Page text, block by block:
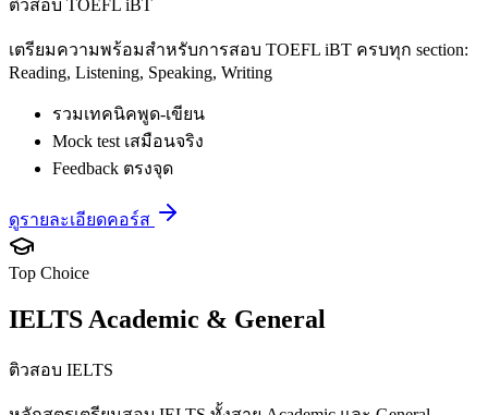
ติวสอบ TOEFL iBT
เตรียมความพร้อมสำหรับการสอบ TOEFL iBT ครบทุก section:
Reading, Listening, Speaking, Writing
รวมเทคนิคพูด-เขียน
Mock test เสมือนจริง
Feedback ตรงจุด
ดูรายละเอียดคอร์ส
Top Choice
IELTS Academic & General
ติวสอบ IELTS